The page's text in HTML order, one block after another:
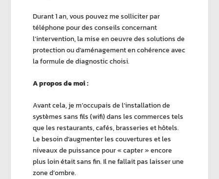
Durant 1 an, vous pouvez me solliciter par
téléphone pour des conseils concernant
l’intervention, la mise en oeuvre des solutions de
protection ou d’aménagement en cohérence avec
la formule de diagnostic choisi.
A propos de moi :
Avant cela, je m’occupais de l’installation de
systèmes sans fils (wifi) dans les commerces tels
que les restaurants, cafés, brasseries et hôtels.
Le besoin d’augmenter les couvertures et les
niveaux de puissance pour « capter » encore
plus loin était sans fin. Il ne fallait pas laisser une
zone d’ombre.